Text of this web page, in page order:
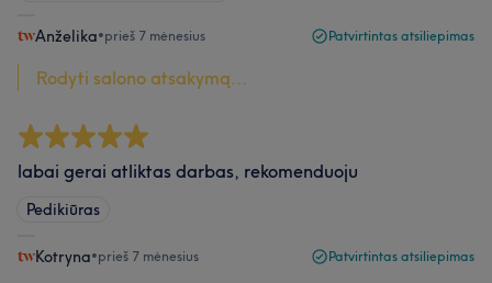
Anželika•prieš 7 mėnesius Patvirtintas atsiliepimas
Rodyti salono atsakymą...
labai gerai atliktas darbas, rekomenduoju
Pedikiūras
Kotryna•prieš 7 mėnesius Patvirtintas atsiliepimas